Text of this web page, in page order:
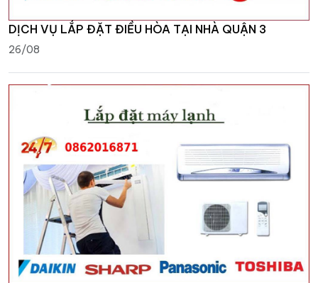
DỊCH VỤ LẮP ĐẶT ĐIỀU HÒA TẠI NHÀ QUẬN 3
26/08